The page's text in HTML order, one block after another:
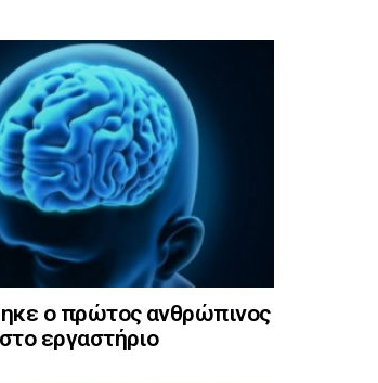
ο πρώτος ανθρώπινος
εργαστήριο